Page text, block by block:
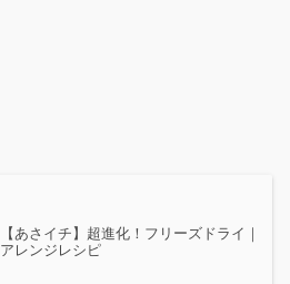
【あさイチ】超進化！フリーズドライ｜
アレンジレシピ